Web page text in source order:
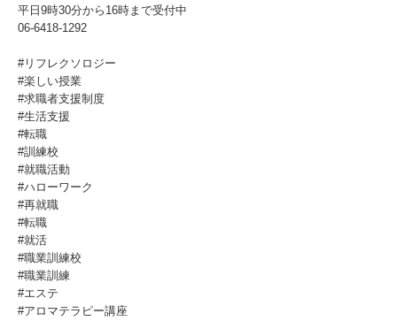
平日9時30分から16時まで受付中
06-6418-1292
#リフレクソロジー
#楽しい授業
#求職者支援制度
#生活支援
#転職
#訓練校
#就職活動
#ハローワーク
#再就職
#転職
#就活
#職業訓練校
#職業訓練
#エステ
#アロマテラピー講座